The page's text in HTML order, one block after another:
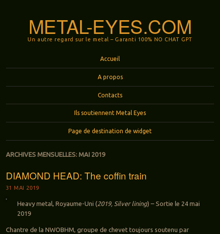
METAL-EYES.COM
Un autre regard sur le metal – Garanti 100% NO CHAT GPT
Accueil
A propos
Contacts
Ils soutiennent Metal Eyes
Page de destination de widget
ARCHIVES MENSUELLES: MAI 2019
DIAMOND HEAD: The coffin train
31 MAI 2019
Heavy metal, Royaume-Uni (2019, Silver lining) – Sortie le 24 mai
2019
Chantre de la NWOBHM, groupe de chevet toujours soutenu par